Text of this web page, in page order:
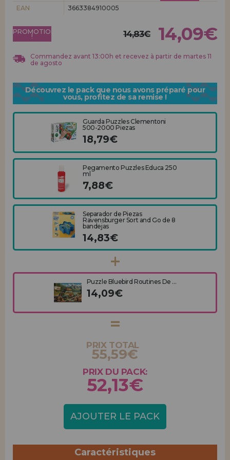
Allez-y! Nous vous attendions.
ENREGISTREMENT DISTRIBUTEUR
EAN
3663384910005
PROMOTION
! 14,83€ 14,09€
Commandez avant 13:00h et recevez à partir de martes 11
de agosto
Découvrez le pack que nous avons préparé pour
vous, profitez de sa remise !
Guarda Puzzles Clementoni
500-2000 Piezas
18,79€
Pegamento Puzzles Educa 250
ml
7,88€
Separador de Piezas
Ravensburger Sort and Go de 8
bandejas
14,83€
Puzzle Bluebird Routines De ...
14,09€
PRIX TOTAL
55,59€
PRIX DU PACK:
52,13€
AJOUTER LE PACK
Caractéristiques